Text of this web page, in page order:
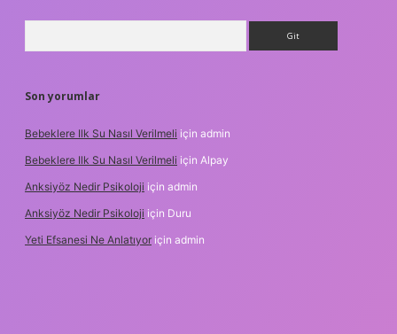
Son yorumlar
Bebeklere Ilk Su Nasıl Verilmeli için admin
Bebeklere Ilk Su Nasıl Verilmeli için Alpay
Anksiyöz Nedir Psikoloji için admin
Anksiyöz Nedir Psikoloji için Duru
Yeti Efsanesi Ne Anlatıyor için admin